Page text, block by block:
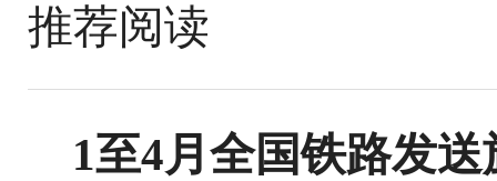
推荐阅读
1至4月全国铁路发